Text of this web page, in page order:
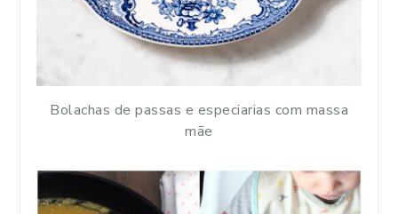
Bolachas de passas e especiarias com massa
mãe